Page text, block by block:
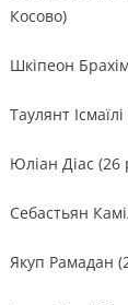
Косово)
Шкіпеон
Таулянт
Юліан Діас (26
Себастьян
Якуп Рамадан